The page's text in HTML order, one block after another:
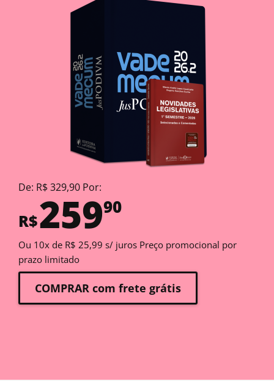
De: R$ 329,90 Por:
R$25990
Ou 10x de R$ 25,99 s/ juros Preço promocional por
prazo limitado
COMPRAR com frete grátis